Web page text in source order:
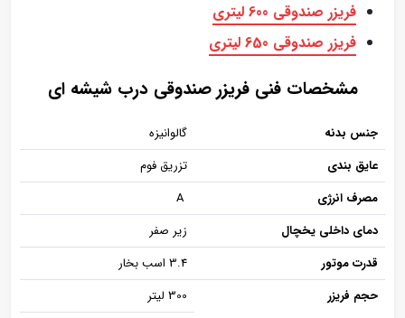
فریزر صندوقی 600 لیتری
فریزر صندوقی 650 لیتری
مشخصات فنی فریزر صندوقی درب شیشه ای
جنس بدنه
گالوانیزه
عایق بندی
تزریق فوم
مصرف انرژی
A
دمای داخلی یخچال
زیر صفر
قدرت موتور
3.4 اسب بخار
حجم فریزر
300 لیتر